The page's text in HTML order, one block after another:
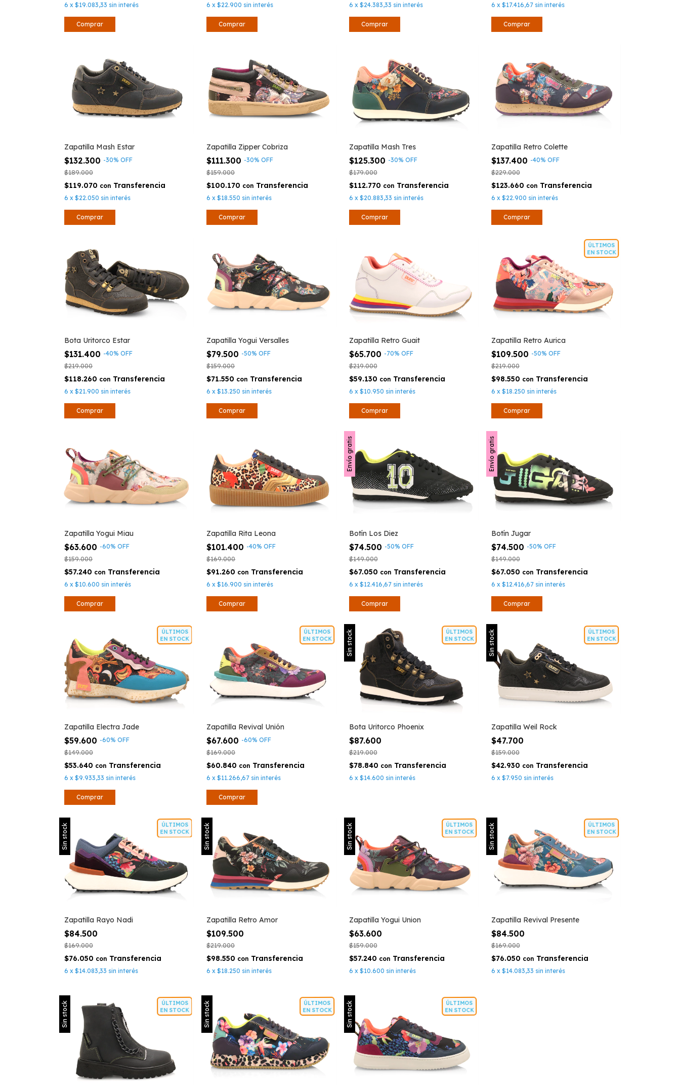
6 x $19.083,33 sin interés
Comprar
6 x$22.900 sin interés
Comprar
6 x $24.383,33 sin interés
Comprar
6 x $17.416,67 sin interés
Comprar
Zapatilla Mash Estar
$132.300 -30% OFF
$189.000
$119.070 con
6 x $22.050 sin interés
Comprar
Zapatilla Zipper Cobriza
$111.300 -30%OFF
$159.000
$100.170 con
6 x$18.550 sin interés
Comprar
Zapatilla Mash Tres
$125.300 -30% OFF
$179.000
$112.770 con
6 x $20.883,33 sin interés
Comprar
Zapatilla Retro Colette
$137.400 -40% OFF
$229.000
$123.660 con
6 x $22.900 sin interés
Comprar
Bota Uritorco Estar
$131.400 -40% OFF
$219.000
$118.260 con
6 x $21.900 sin interés
Comprar
Zapatilla Yogui Versalles
$79.500 -50%OFF
$159.000
$71.550 con
6 x$13.250 sin interés
Comprar
Zapatilla Retro Guait
$65.700 -70% OFF
$219.000
$59.130 con
6 x $10.950 sin interés
Comprar
ÚLTIMOS
EN STOCK
Zapatilla Retro Aurica
$109.500 -50% OFF
$219.000
$98.550 con
6 x $18.250 sin interés
Comprar
Zapatilla Yogui Miau
$63.600 -60% OFF
$159.000
$57.240 con
6 x $10.600 sin interés
Comprar
Zapatilla Rita Leona
$101.400 -40%OFF
$169.000
$91.260 con
6 x$16.900 sin interés
Comprar
Envío gratis
Botín Los Diez
$74.500 -50% OFF
$149.000
$67.050 con
6 x $12.416,67 sin interés
Comprar
Envío gratis
Botín Jugar
$74.500 -50% OFF
$149.000
$67.050 con
6 x $12.416,67 sin interés
Comprar
ÚLTIMOS
EN STOCK
Zapatilla Electra Jade
$59.600 -60% OFF
$149.000
$53.640 con
6 x $9.933,33 sin interés
Comprar
ÚLTIMOS
EN STOCK
Zapatilla Revival Unión
$67.600 -60%OFF
$169.000
$60.840 con
6 x$11.266,67 sin interés
Comprar
Sin stock ÚLTIMOS
EN STOCK
Bota Uritorco Phoenix
$87.600
$219.000
$78.840 con
6 x $14.600 sin interés
Sin stock ÚLTIMOS
EN STOCK
Zapatilla Weil Rock
$47.700
$159.000
$42.930 con
6 x $7.950 sin interés
Sin stock ÚLTIMOS
EN STOCK
Zapatilla Rayo Nadi
$84.500
$169.000
$76.050 con
6 x $14.083,33 sin interés
Sin stock
Zapatilla Retro Amor
$109.500
$219.000
$98.550 con
6 x$18.250 sin interés
Sin stock ÚLTIMOS
EN STOCK
Zapatilla Yogui Union
$63.600
$159.000
$57.240 con
6 x $10.600 sin interés
Sin stock ÚLTIMOS
EN STOCK
Zapatilla Revival Presente
$84.500
$169.000
$76.050 con
6 x $14.083,33 sin interés
Sin stock ÚLTIMOS
EN STOCK Sin stock ÚLTIMOS
EN STOCK Sin stock ÚLTIMOS
EN STOCK